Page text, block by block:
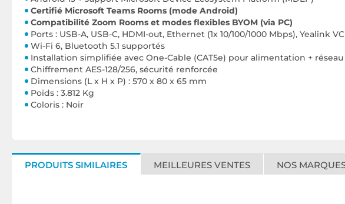
Certifié Microsoft Teams Rooms (mode Android)
Compatibilité Zoom Rooms et modes flexibles BYOM (via PC)
Ports : USB-A, USB-C, HDMI-out, Ethernet (1x 10/100/1000 Mbps), Yealink
Wi-Fi 6, Bluetooth 5.1 supportés
Installation simplifiée avec One-Cable (CAT5e) pour alimentation + réseau
Chiffrement AES-128/256, sécurité renforcée
Dimensions (L x H x P) : 570 x 80 x 65 mm
Poids : 3.812 Kg
Coloris : Noir
PRODUITS SIMILAIRES MEILLEURES VENTES NOS